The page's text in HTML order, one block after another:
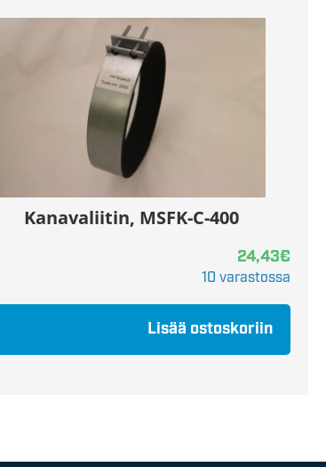
Kanavaliitin, MSFK-C-400
24,43€
10 varastossa
Lisää ostoskoriin